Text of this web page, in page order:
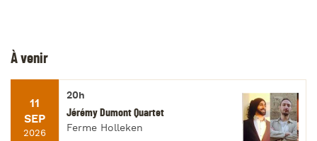
À venir
11
SEP
2026
20h
Jérémy Dumont Quartet
Ferme Holleken